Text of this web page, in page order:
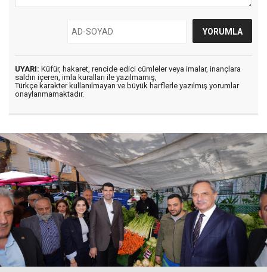
UYARI: Küfür, hakaret, rencide edici cümleler veya imalar, inançlara
saldırı içeren, imla kuralları ile yazılmamış,
Türkçe karakter kullanılmayan ve büyük harflerle yazılmış yorumlar
onaylanmamaktadır.